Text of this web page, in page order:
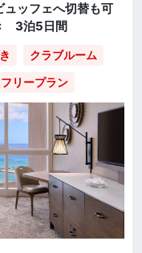
ュッフェへ切替も可
3泊5日間
クラブルーム
フリープラン